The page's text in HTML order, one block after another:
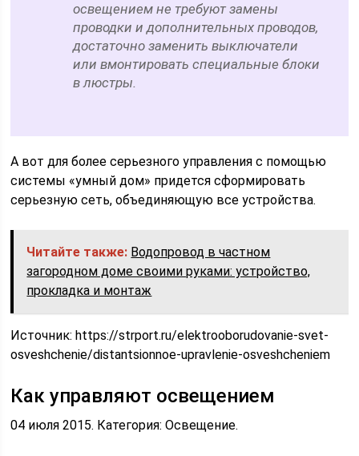
освещением не требуют замены
проводки и дополнительных проводов,
достаточно заменить выключатели
или вмонтировать специальные блоки
в люстры.
А вот для более серьезного управления с помощью
системы «умный дом» придется сформировать
серьезную сеть, объединяющую все устройства.
Читайте также: Водопровод в частном
загородном доме своими руками: устройство,
прокладка и монтаж
Источник:https://strport.ru/elektrooborudovanie-svet-
osveshchenie/distantsionnoe-upravlenie-osveshcheniem
Как управляют освещением
04 июля 2015. Категория: Освещение.